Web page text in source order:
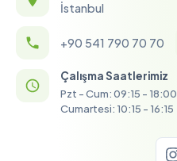
İstanbul
+90 541 790 70 70
Çalışma Saatlerimiz
Pzt - Cum: 09:15 - 18:00
Cumartesi: 10:15 - 16:15